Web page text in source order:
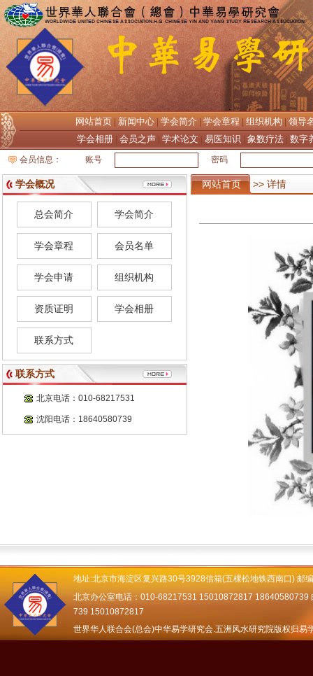
网站首页 新闻中心 学会简介 学会章程 组织机构
领导
学会相册 |会员之声 |学术论文 |易医知识 |象数疗法 |数字
会员信息： 账号 密码
学会概况
总会简介 学会简介
学会章程 会员名单
学会申请 组织机构
资质证明 学会相册
联系方式
联系方式
北京电话：010-68217531
沈阳电话：18640580739
网站首页 >> 详情
地址:北京市海淀区复兴路30号3928信箱(五棵松地铁西南口) 邮
北京办公室电话：010-68217531 15010872817
739 15010872817
世界华人联合会(总会)中华易学研究会.五洲风水研究院版权归易